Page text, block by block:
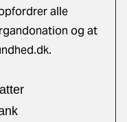
alle
og at